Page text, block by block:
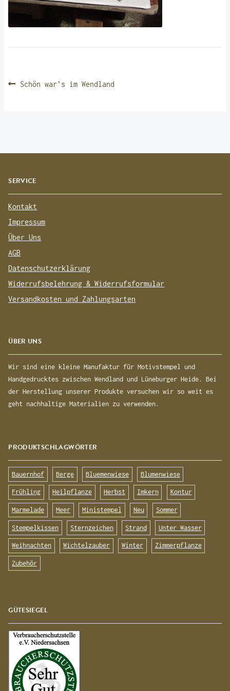
BEITRAGSNAVIGATION
Vorheriger
Schön war’s im Wendland
SERVICE
Kontakt
Impressum
Über Uns
AGB
Datenschutzerklärung
Widerrufsbelehrung & Widerrufsformular
Versandkosten und Zahlungsarten
ÜBER UNS
Wir sind eine kleine Manufaktur für Motivstempel und
Handgedrucktes zwischen Wendland und Lüneburger Heide. Bei
der Herstellung unserer Produkte versuchen wir so weit es
geht nachhaltige Materialien zu verwenden.
PRODUKTSCHLAGWÖRTER
Bauernhof Berge Bluemenwiese Blumenwiese
Frühling Heilpflanze Herbst Imkern Kontur
Marmelade Meer Ministempel Neu Sommer
Stempelkissen Sternzeichen Strand Unter Wasser
Weihnachten Wichtelzauber Winter Zimmerpflanze
Zubehör
GÜTESIEGEL